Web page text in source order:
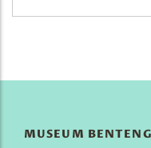
MUSEUM